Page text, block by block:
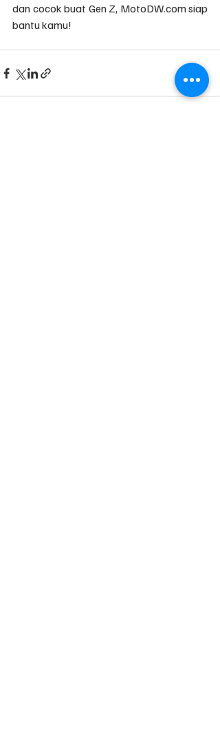
dan cocok buat Gen Z, MotoDW.com siap
bantu kamu!